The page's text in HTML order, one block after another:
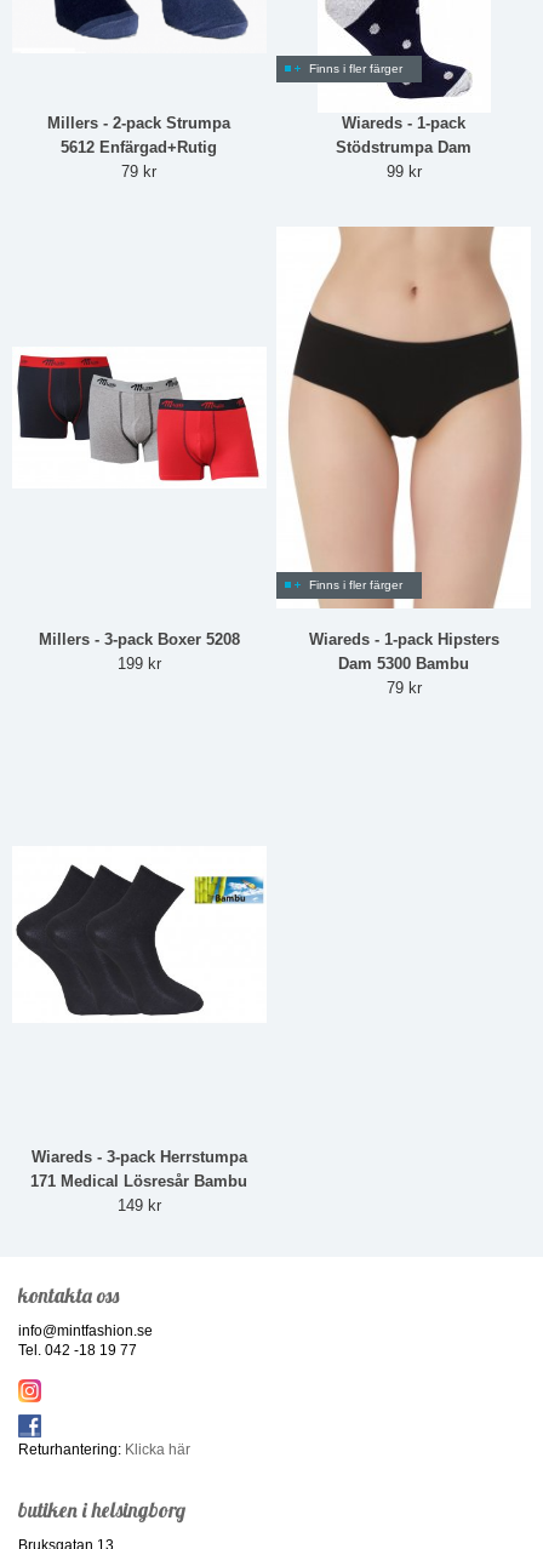
Millers - 2-pack Strumpa
5612 Enfärgad+Rutig
79 kr
Finns i fler färger
Wiareds - 1-pack
Stödstrumpa Dam
99 kr
Millers - 3-pack Boxer 5208
199 kr
Finns i fler färger
Wiareds - 1-pack Hipsters
Dam 5300 Bambu
79 kr
Wiareds - 3-pack Herrstumpa
171 Medical Lösresår Bambu
149 kr
kontakta oss
info@mintfashion.se
Tel. 042 -18 19 77
Returhantering: Klicka här
butiken i helsingborg
Bruksgatan 13